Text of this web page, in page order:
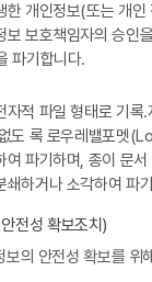
한 개인정보(또는 개
보 보호책임자의 승인
파기합니다.
자적 파일 형태로 기록
도 록 로우레밸포멧
여 파기하며, 종이 문
쇄하거나 소각하여 파
전성 확보조치)
보의 안전성 확보를 위